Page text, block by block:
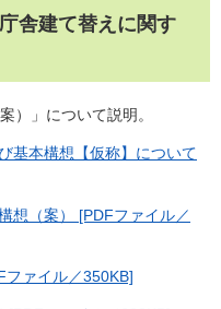
舎建て替えに関す
）」について説明。
基本構想【仮称】について
想（案） [PDFファイル／
ファイル／350KB]